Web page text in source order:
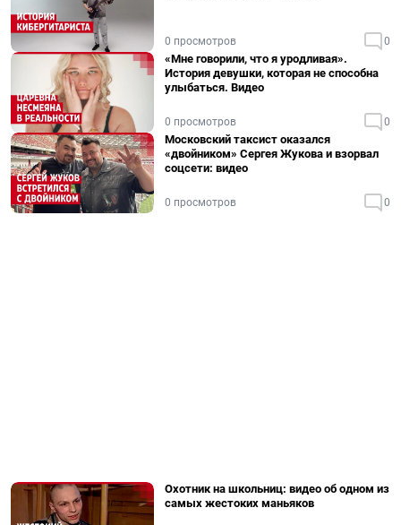
0 просмотров 0
«Мне говорили, что я уродливая».
История девушки, которая не способна
улыбаться. Видео
0 просмотров 0
Московский таксист оказался
«двойником» Сергея Жукова и взорвал
соцсети: видео
0 просмотров 0
Охотник на школьниц: видео об одном из
самых жестоких маньяков